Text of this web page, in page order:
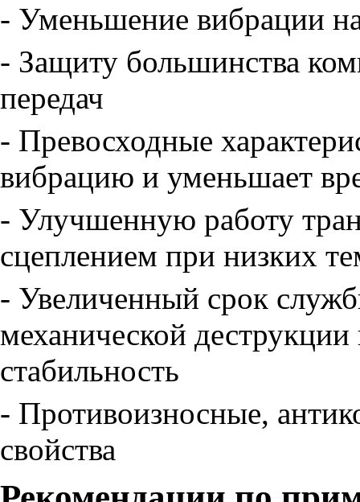
- Уменьшение вибрации
- Защиту большинства
передач
- Превосходные
вибрацию и уменьшает
- Улучшенную работу
сцеплением при низких
- Увеличенный срок
механической
стабильность
- Противоизносные,
свойства